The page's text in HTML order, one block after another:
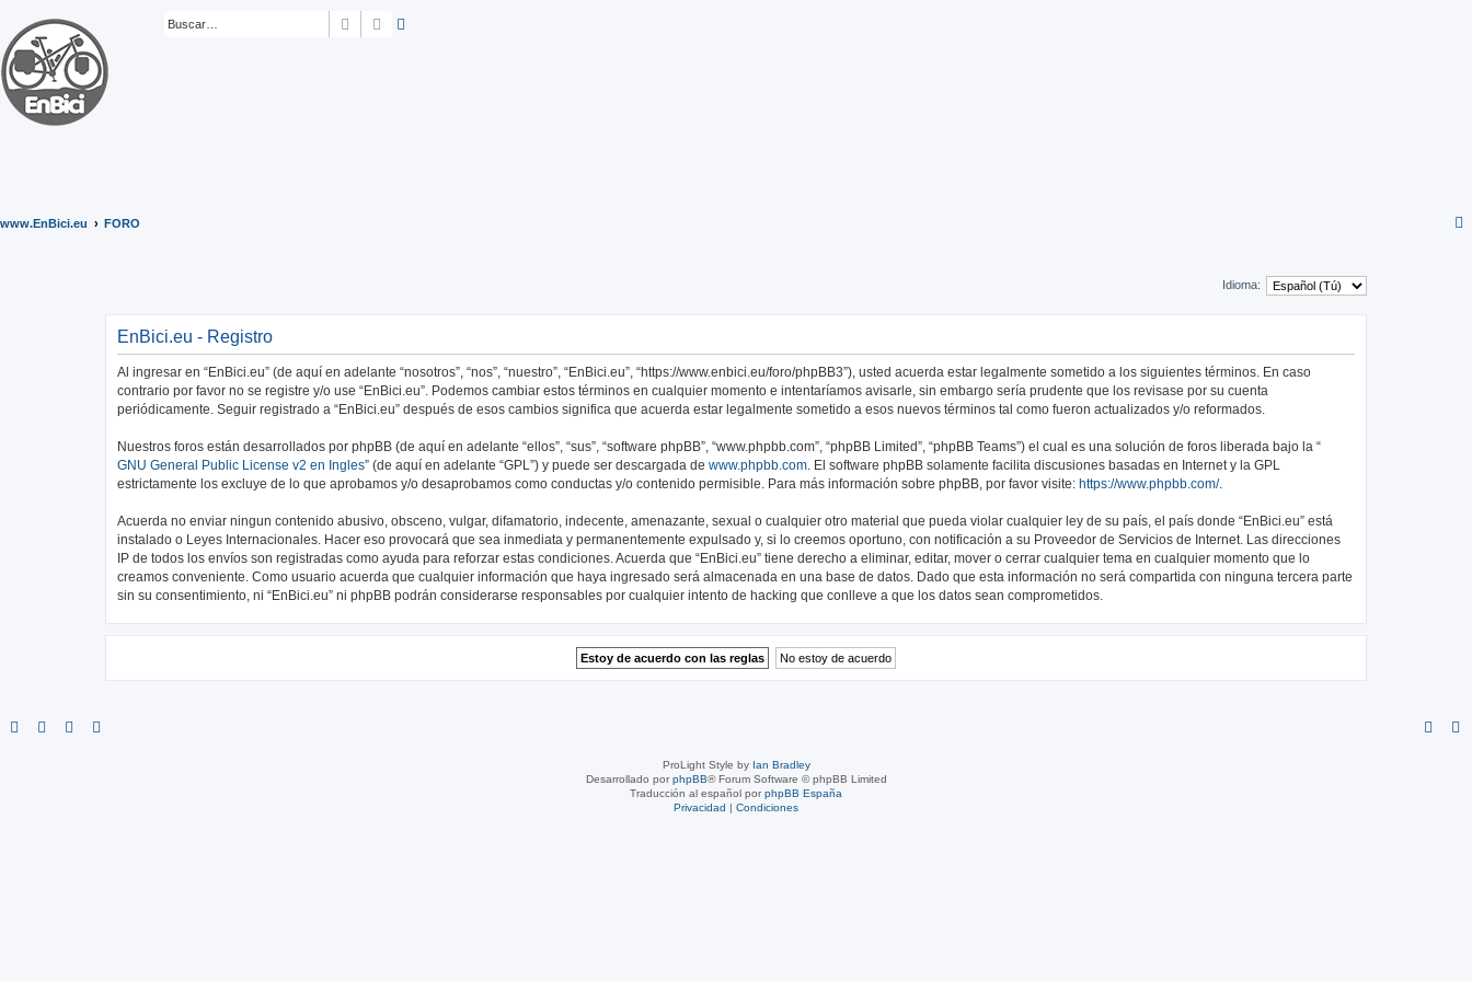
BuscarBúsqueda avanzada
www.EnBici.eu FORO
Idioma:
EnBici.eu - Registro
Al ingresar en “EnBici.eu” (de aquí en adelante “nosotros”, “nos”, “nuestro”, “EnBici.eu”, “https://www.enbici.eu/foro/phpBB3”), usted acuerda estar legalmente sometido a los siguientes términos. En caso
contrario por favor no se registre y/o use “EnBici.eu”. Podemos cambiar estos términos en cualquier momento e intentaríamos avisarle, sin embargo sería prudente que los revisase por su cuenta
periódicamente. Seguir registrado a “EnBici.eu” después de esos cambios significa que acuerda estar legalmente sometido a esos nuevos términos tal como fueron actualizados y/o reformados.
Nuestros foros están desarrollados por phpBB (de aquí en adelante “ellos”, “sus”, “software phpBB”, “www.phpbb.com”, “phpBB Limited”, “phpBB Teams”) el cual es una solución de foros liberada bajo la “
GNU General Public License v2 en Ingles” (de aquí en adelante “GPL”) y puede ser descargada de www.phpbb.com . El software phpBB solamente facilita discusiones basadas en Internet y la GPL
estrictamente los excluye de lo que aprobamos y/o desaprobamos como conductas y/o contenido permisible. Para más información sobre phpBB, por favor visite: https://www.phpbb.com/.
Acuerda no enviar ningun contenido abusivo, obsceno, vulgar, difamatorio, indecente, amenazante, sexual o cualquier otro material que pueda violar cualquier ley de su país, el país donde “EnBici.eu” está
instalado o Leyes Internacionales. Hacer eso provocará que sea inmediata y permanentemente expulsado y, si lo creemos oportuno, con notificación a su Proveedor de Servicios de Internet. Las direcciones
IP de todos los envíos son registradas como ayuda para reforzar estas condiciones. Acuerda que “EnBici.eu” tiene derecho a eliminar, editar, mover o cerrar cualquier tema en cualquier momento que lo
creamos conveniente. Como usuario acuerda que cualquier información que haya ingresado será almacenada en una base de datos. Dado que esta información no será compartida con ninguna tercera parte
sin su consentimiento, ni “EnBici.eu” ni phpBB podrán considerarse responsables por cualquier intento de hacking que conlleve a que los datos sean comprometidos.
ProLight Style by Ian Bradley
Desarrollado porphpBB® Forum Software © phpBB Limited
Traducción al español porphpBB España
Privacidad | Condiciones